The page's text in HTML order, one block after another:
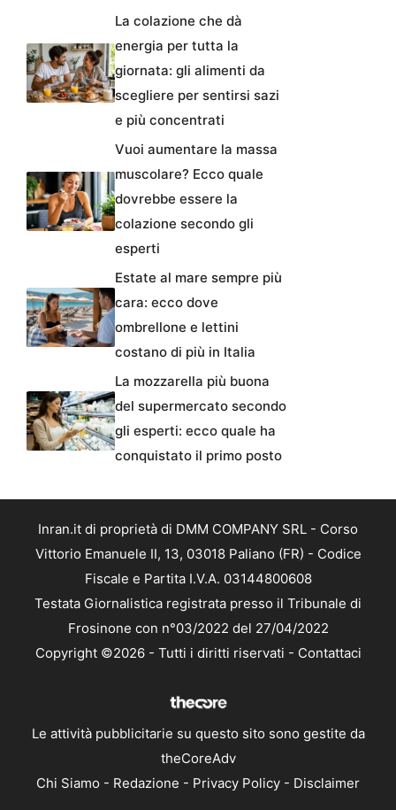
La colazione che dà
energia per tutta la
giornata: gli alimenti da
scegliere per sentirsi sazi
e più concentrati
Vuoi aumentare la massa
muscolare? Ecco quale
dovrebbe essere la
colazione secondo gli
esperti
Estate al mare sempre più
cara: ecco dove
ombrellone e lettini
costano di più in Italia
La mozzarella più buona
del supermercato secondo
gli esperti: ecco quale ha
conquistato il primo posto
Inran.it di proprietà di DMM COMPANY SRL - Corso
Vittorio Emanuele II, 13, 03018 Paliano (FR) - Codice
Fiscale e Partita I.V.A. 03144800608
Testata Giornalistica registrata presso il Tribunale di
Frosinone con n°03/2022 del 27/04/2022
Copyright ©2026 - Tutti i diritti riservati - Contattaci
Le attività pubblicitarie su questo sito sono gestite da
theCoreAdv
Chi Siamo - Redazione - Privacy Policy - Disclaimer